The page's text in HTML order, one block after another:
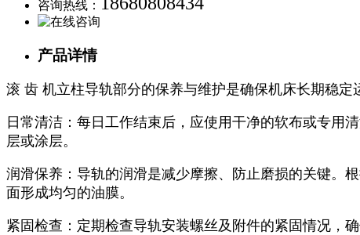
咨询热线：
产品详情
滚 齿 机立柱导轨部分的保养与维护是确保机床长期稳
日常清洁：每日工作结束后，应使用干净的软布或专用
层或涂层。
润滑保养：导轨的润滑是减少摩擦、防止磨损的关键。
面形成均匀的油膜。
紧固检查：定期检查导轨安装螺丝及附件的紧固情况，